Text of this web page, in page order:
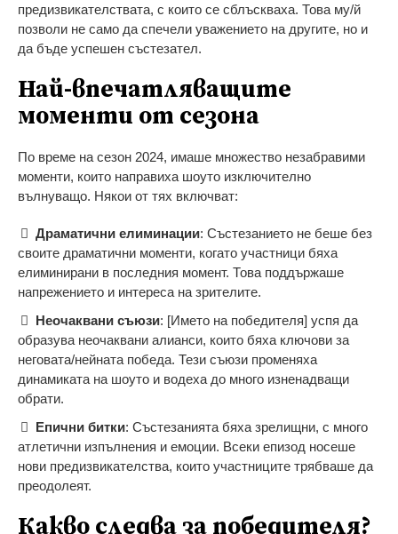
предизвикателствата, с които се сблъскваха. Това му/й
позволи не само да спечели уважението на другите, но и
да бъде успешен състезател.
Най-впечатляващите
моменти от сезона
По време на сезон 2024, имаше множество незабравими
моменти, които направиха шоуто изключително
вълнуващо. Някои от тях включват:
Драматични елиминации: Състезанието не беше без
своите драматични моменти, когато участници бяха
елиминирани в последния момент. Това поддържаше
напрежението и интереса на зрителите.
Неочаквани съюзи: [Името на победителя] успя да
образува неочаквани алианси, които бяха ключови за
неговата/нейната победа. Тези съюзи променяха
динамиката на шоуто и водеха до много изненадващи
обрати.
Епични битки: Състезанията бяха зрелищни, с много
атлетични изпълнения и емоции. Всеки епизод носеше
нови предизвикателства, които участниците трябваше да
преодолеят.
Какво следва за победителя?